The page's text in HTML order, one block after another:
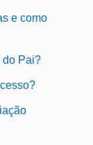
e como
do Pai?